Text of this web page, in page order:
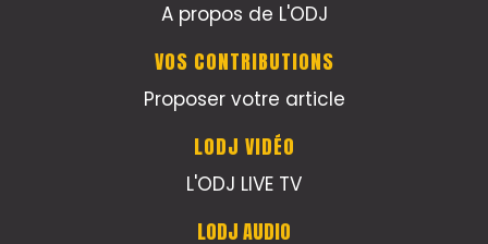
A propos de L'ODJ
VOS CONTRIBUTIONS
Proposer votre article
LODJ VIDÉO
L'ODJ LIVE TV
LODJ AUDIO